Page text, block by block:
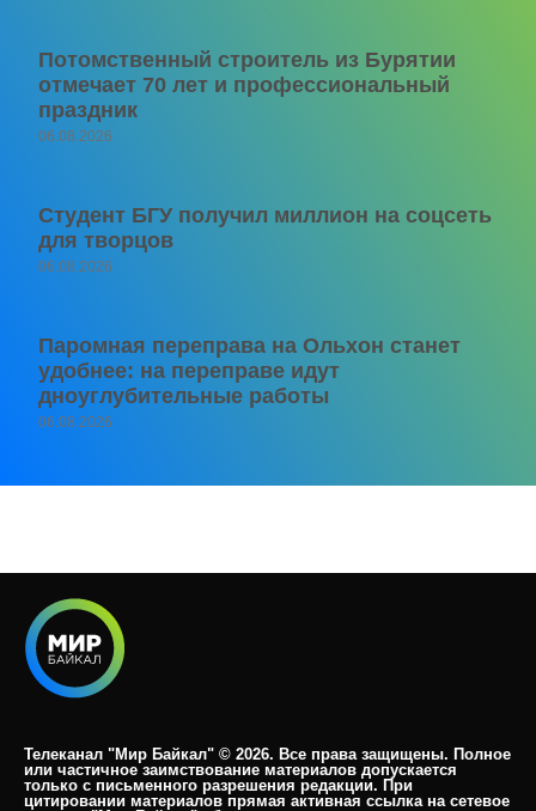
Потомственный строитель из Бурятии
отмечает 70 лет и профессиональный
праздник
06.08.2026
Студент БГУ получил миллион на соцсеть
для творцов
06.08.2026
Паромная переправа на Ольхон станет
удобнее: на переправе идут
дноуглубительные работы
06.08.2026
Телеканал "Мир Байкал" © 2026. Все права защищены. Полное
или частичное заимствование материалов допускается
только с письменного разрешения редакции. При
цитировании материалов прямая активная ссылка на сетевое